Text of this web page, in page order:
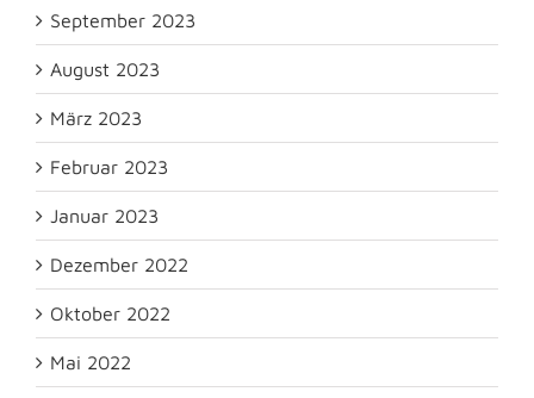
September 2023
August 2023
März 2023
Februar 2023
Januar 2023
Dezember 2022
Oktober 2022
Mai 2022